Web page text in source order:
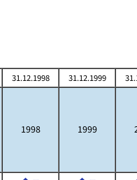
31.12.1998 31.12.1999
1998 1999